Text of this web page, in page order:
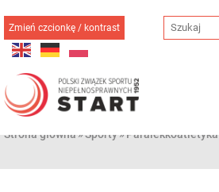
do
treści
Zmień czcionkę / kontrast
Strona główna»Sporty»Paralekkoatletyka